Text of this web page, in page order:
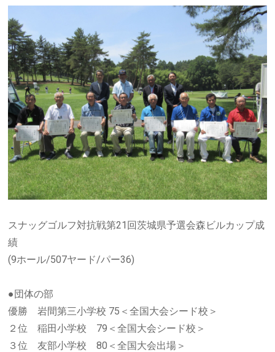
スナッグゴルフ対抗戦第21回茨城県予選会森ビルカップ成
績
(9ホール/507ヤード/パー36)
●団体の部
優勝 岩間第三小学校 75＜全国大会シード校＞
２位 稲田小学校 79＜全国大会シード校＞
３位 友部小学校 80＜全国大会出場＞